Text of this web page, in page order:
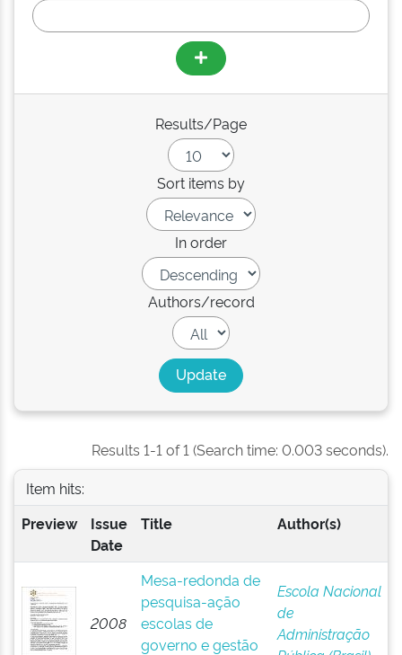
Results/Page
Sort items by
In order
Authors/record
Results 1-1 of 1 (Search time: 0.003 seconds).
Item hits:
Preview
Issue
Date
Title Author(s)
2008
Mesa-redonda de
pesquisa-ação
escolas de
governo e gestão
Escola Nacional
de
Administração